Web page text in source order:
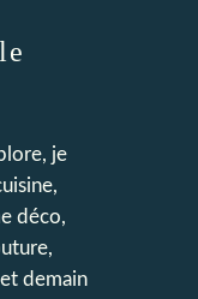
je
déco,
demain